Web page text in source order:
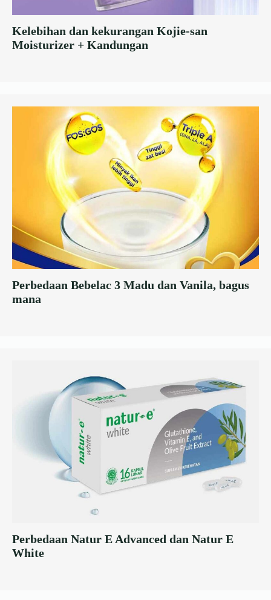
Kelebihan dan kekurangan Kojie-san
Moisturizer + Kandungan
Perbedaan Bebelac 3 Madu dan Vanila, bagus
mana
Perbedaan Natur E Advanced dan Natur E
White